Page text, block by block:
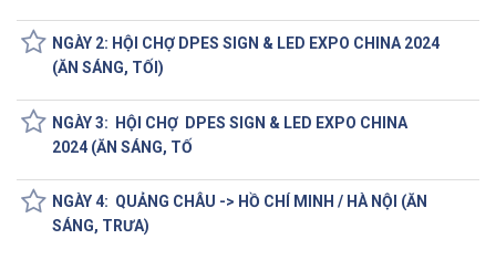
NGÀY 2: HỘI CHỢ DPES SIGN & LED EXPO CHINA 2024
(ĂN SÁNG, TỐI)
NGÀY 3: HỘI CHỢ DPES SIGN & LED EXPO CHINA
2024 (ĂN SÁNG, TỐ
NGÀY 4: QUẢNG CHÂU -> HỒ CHÍ MINH / HÀ NỘI (ĂN
SÁNG, TRƯA)